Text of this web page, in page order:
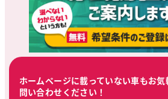
ホームページに載っていない車もお気
問い合わせください！